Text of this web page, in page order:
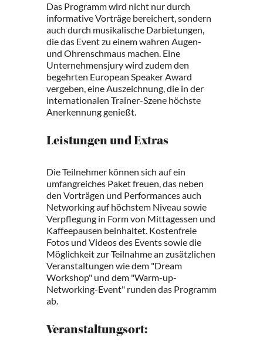
Das Programm wird nicht nur durch
informative Vorträge bereichert, sondern
auch durch musikalische Darbietungen,
die das Event zu einem wahren Augen-
und Ohrenschmaus machen. Eine
Unternehmensjury wird zudem den
begehrten European Speaker Award
vergeben, eine Auszeichnung, die in der
internationalen Trainer-Szene höchste
Anerkennung genießt.
Leistungen und Extras
Die Teilnehmer können sich auf ein
umfangreiches Paket freuen, das neben
den Vorträgen und Performances auch
Networking auf höchstem Niveau sowie
Verpflegung in Form von Mittagessen und
Kaffeepausen beinhaltet. Kostenfreie
Fotos und Videos des Events sowie die
Möglichkeit zur Teilnahme an zusätzlichen
Veranstaltungen wie dem "Dream
Workshop" und dem "Warm-up-
Networking-Event" runden das Programm
ab.
Veranstaltungsort: